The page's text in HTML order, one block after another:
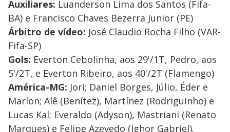
Auxiliares: Luanderson Lima dos Santos (Fifa-
BA) e Francisco Chaves Bezerra Junior (PE)
Árbitro de vídeo: José Claudio Rocha Filho (VAR-
Fifa-SP)
Gols: Everton Cebolinha, aos 29'/1T, Pedro, aos
5'/2T, e Everton Ribeiro, aos 40'/2T (Flamengo)
América-MG: Jori; Daniel Borges, Júlio, Éder e
Marlon; Alê (Benítez), Martínez (Rodriguinho) e
Lucas Kal; Everaldo (Adyson), Mastriani (Renato
Marques) e Felipe Azevedo (Ighor Gabriel).